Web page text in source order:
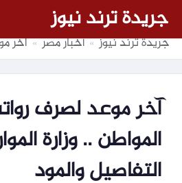
جريدة ترند نيوز
جريدة ترند نيوز » أخبار مصر » آخر موعد
آخر موعد لصرف
المواطن .. وزارة
التفاصيل والمود